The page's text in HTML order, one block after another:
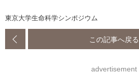
東京大学生命科学シンポジウム
この記事へ戻る
advertisement